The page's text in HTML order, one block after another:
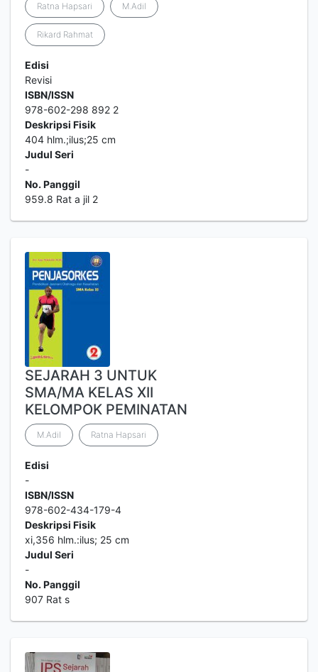
Ratna Hapsari M.Adil
Rikard Rahmat
Edisi
Revisi
ISBN/ISSN
978-602-298 892 2
Deskripsi Fisik
404 hlm.;ilus;25 cm
Judul Seri
-
No. Panggil
959.8 Rat a jil 2
SEJARAH 3 UNTUK
SMA/MA KELAS XII
KELOMPOK PEMINATAN
M.Adil Ratna Hapsari
Edisi
-
ISBN/ISSN
978-602-434-179-4
Deskripsi Fisik
xi,356 hlm.:ilus; 25 cm
Judul Seri
-
No. Panggil
907 Rat s